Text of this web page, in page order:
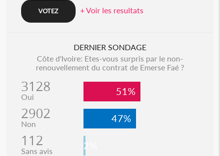
+ Voir les resultats
DERNIER SONDAGE
Côte d'Ivoire: Etes-vous surpris par le non-
renouvellement du contrat de Emerse Faé ?
3128
Oui 51%
2902
Non 47%
112
Sans avis 2%